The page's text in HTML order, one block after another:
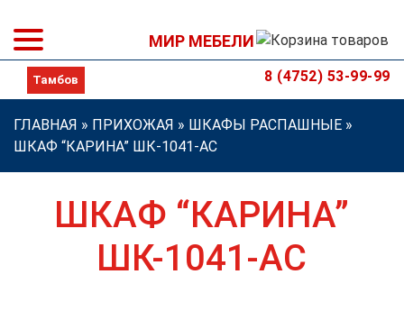
МИР МЕБЕЛИ
8 (4752) 53-99-99
ГЛАВНАЯ » ПРИХОЖАЯ » ШКАФЫ РАСПАШНЫЕ »
ШКАФ “КАРИНА” ШК-1041-АС
ШКАФ “КАРИНА”
ШК-1041-АС